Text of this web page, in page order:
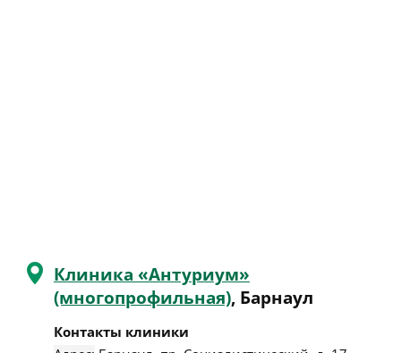
Клиника «Антуриум»
(многопрофильная), Барнаул
Контакты клиники